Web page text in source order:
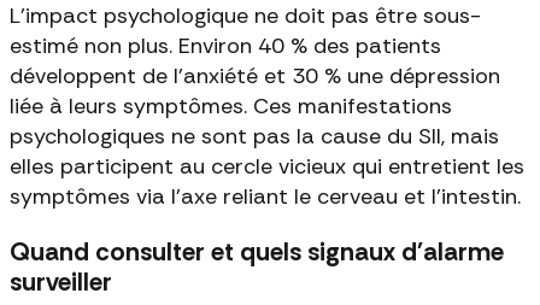
L'impact psychologique ne doit pas être sous-
estimé non plus. Environ 40 % des patients
développent de l'anxiété et 30 % une dépression
liée à leurs symptômes. Ces manifestations
psychologiques ne sont pas la cause du SII, mais
elles participent au cercle vicieux qui entretient les
symptômes via l'axe reliant le cerveau et l'intestin.
Quand consulter et quels signaux d'alarme
surveiller